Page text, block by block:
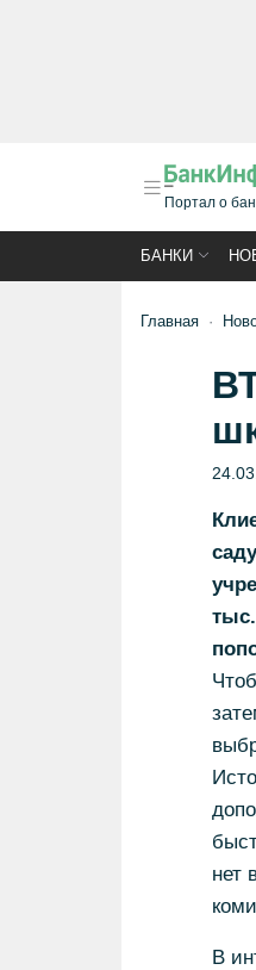
Портал о
БАНКИ
Главная
нет
В